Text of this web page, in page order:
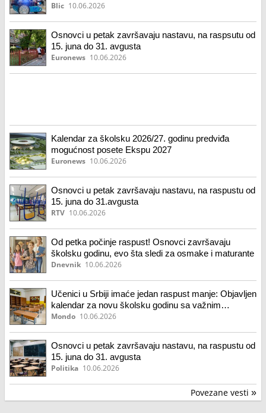
izgleda školski kalendar za 2026/27. godinu
Blic 10.06.2026
Osnovci u petak završavaju nastavu, na raspsutu od
15. juna do 31. avgusta
Euronews 10.06.2026
Kalendar za školsku 2026/27. godinu predviđa
mogućnost posete Ekspu 2027
Euronews 10.06.2026
Osnovci u petak završavaju nastavu, na raspustu od
15. juna do 31.avgusta
RTV 10.06.2026
Od petka počinje raspust! Osnovci završavaju
školsku godinu, evo šta sledi za osmake i maturante
Dnevnik 10.06.2026
Učenici u Srbiji imaće jedan raspust manje: Objavljen
kalendar za novu školsku godinu sa važnim
datumima
Mondo 10.06.2026
Osnovci u petak završavaju nastavu, na raspustu od
15. juna do 31. avgusta
Politika 10.06.2026
Povezane vesti »